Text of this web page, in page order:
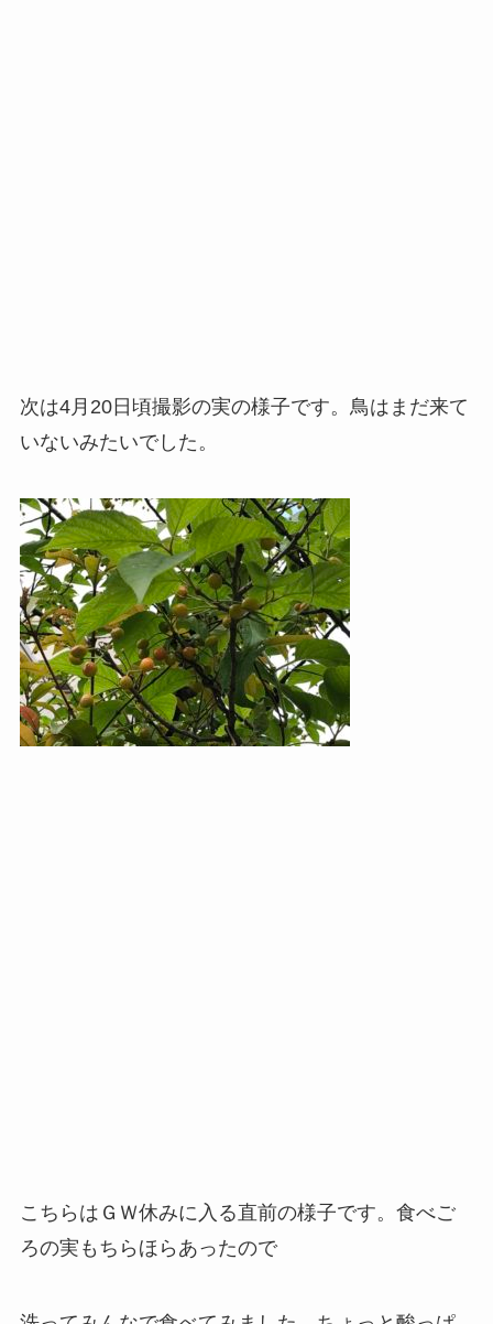
次は4月20日頃撮影の実の様子です。鳥はまだ来て
いないみたいでした。
こちらはＧＷ休みに入る直前の様子です。食べご
ろの実もちらほらあったので